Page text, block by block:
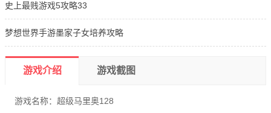
史上最贱游戏5攻略33
梦想世界手游墨家子女培养攻略
游戏介绍 游戏截图
游戏名称：超级马里奥128